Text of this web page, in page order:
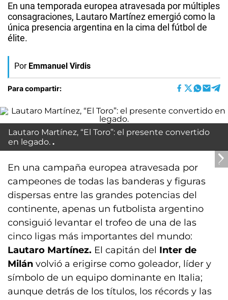
En una temporada europea atravesada por múltiples
consagraciones, Lautaro Martínez emergió como la
única presencia argentina en la cima del fútbol de
élite.
Por Emmanuel Virdis
Para compartir:
Lautaro Martínez, “El Toro”: el presente convertido
en legado.
En una campaña europea atravesada por
campeones de todas las banderas y figuras
dispersas entre las grandes potencias del
continente, apenas un futbolista argentino
consiguió levantar el trofeo de una de las
cinco ligas más importantes del mundo:
Lautaro Martínez. El capitán del Inter de
Milán volvió a erigirse como goleador, líder y
símbolo de un equipo dominante en Italia;
aunque detrás de los títulos, los récords y las